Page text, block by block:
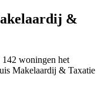
&
142 woningen het
Makelaardij & Taxatie